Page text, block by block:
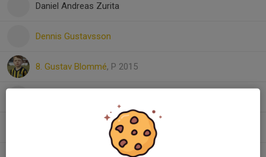
Daniel Andreas Zurita
Dennis Gustavsson
8. Gustav Blommé, P 2015